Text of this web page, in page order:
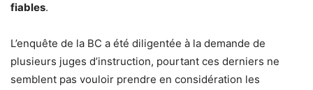
fiables.
L’enquête de la BC a été diligentée à la demande de
plusieurs juges d’instruction, pourtant ces derniers ne
semblent pas vouloir prendre en considération les